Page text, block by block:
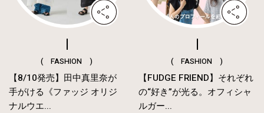
( FASHION )
【8/10発売】田中真里奈が
手がける《ファッジ オリジ
ナルウエ...
( FASHION )
【FUDGE FRIEND】それぞれ
の“好き”が光る。オフィシャ
ルガー...